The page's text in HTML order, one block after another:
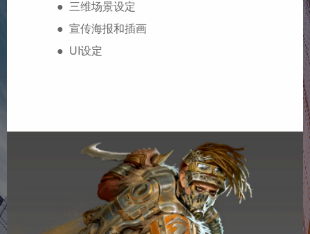
● 三维场景设定
● 宣传海报和插画
● UI设定